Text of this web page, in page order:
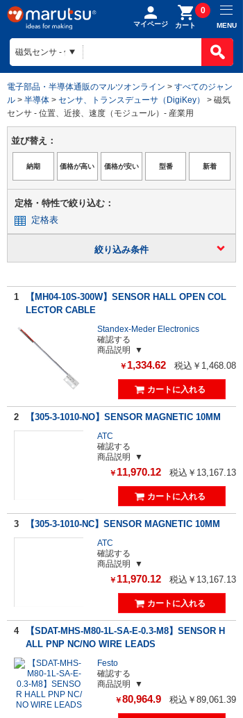
マイページ カート
0
MENU
電子部品・半導体通販のマルツオンライン > すべてのジャン
ル > 半導体 > センサ、トランスデューサ（DigiKey）
> 磁気
センサ - 位置、近接、速度（モジュール）- 産業用
並び替え：
定格・特性で絞り込む：
定格表
絞り込み条件
1
【MH04-10S-300W】SENSOR HALL OPEN COL
LECTOR CABLE
Standex-Meder Electronics
確認する
商品説明
￥ 1,334.62 税込￥1,468.08
2 【305-3-1010-NO】SENSOR MAGNETIC 10MM
ATC
確認する
商品説明
￥ 11,970.12 税込￥13,167.13
3 【305-3-1010-NC】SENSOR MAGNETIC 10MM
ATC
確認する
商品説明
￥ 11,970.12 税込￥13,167.13
4
【SDAT-MHS-M80-1L-SA-E-0.3-M8】SENSOR H
ALL PNP NC/NO WIRE LEADS
Festo
確認する
商品説明
￥80,964.9 税込￥89,061.39